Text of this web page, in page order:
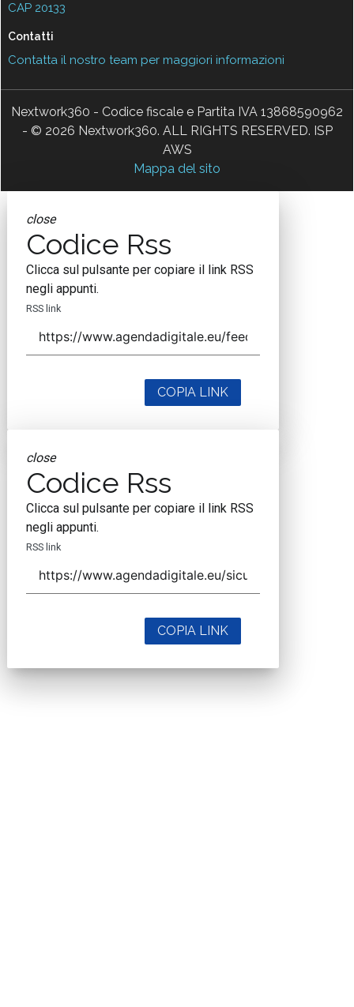
CAP 20133
Contatti
Contatta il nostro team per maggiori informazioni
Nextwork360 - Codice fiscale e Partita IVA 13868590962
- © 2026 Nextwork360. ALL RIGHTS RESERVED. ISP
AWS
Mappa del sito
close
Codice Rss
Clicca sul pulsante per copiare il link RSS
negli appunti.
RSS link
COPIA LINK
close
Codice Rss
Clicca sul pulsante per copiare il link RSS
negli appunti.
RSS link
COPIA LINK